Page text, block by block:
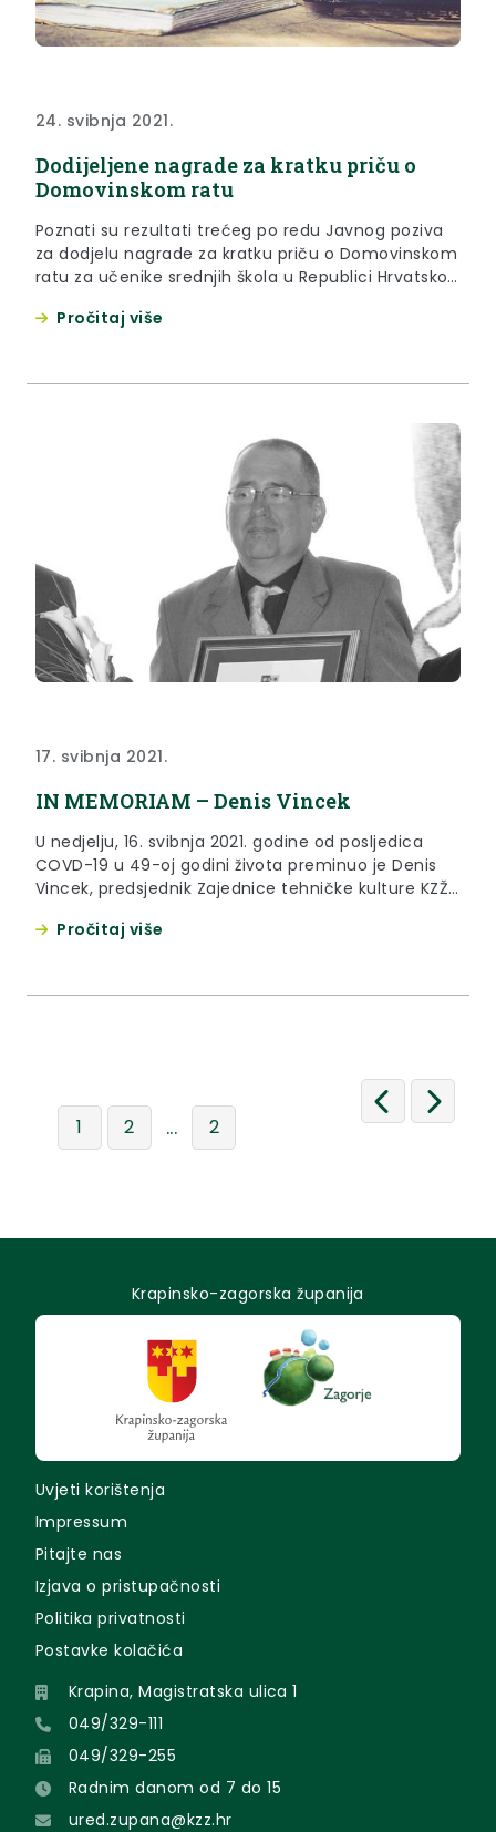
24. svibnja 2021.
Dodijeljene nagrade za kratku priču o
Domovinskom ratu
Poznati su rezultati trećeg po redu Javnog poziva
za dodjelu nagrade za kratku priču o Domovinskom
ratu za učenike srednjih škola u Republici Hrvatskoj.
Pročitaj više
17. svibnja 2021.
IN MEMORIAM – Denis Vincek
U nedjelju, 16. svibnja 2021. godine od posljedica
COVD-19 u 49-oj godini života preminuo je Denis
Vincek, predsjednik Zajednice tehničke kulture KZŽ,
Pročitaj više
1 2 ... 2
Krapinsko-zagorska županija
Uvjeti korištenja
Impressum
Pitajte nas
Izjava o pristupačnosti
Politika privatnosti
Postavke kolačića
Krapina, Magistratska ulica 1
049/329-111
049/329-255
Radnim danom od 7 do 15
ured.zupana@kzz.hr